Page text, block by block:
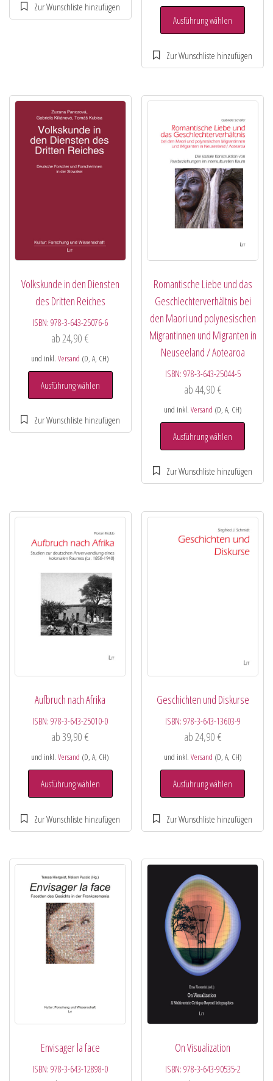
Ausführung wählen
Volkskunde in den Diensten
des Dritten Reiches
ISBN:978-3-643-25076-6
ab 24,90€
und inkl.Versand (D, A, CH)
Ausführung wählen
Romantische Liebe und das
Geschlechterverhältnis bei
den Maori und polynesischen
Migrantinnen und Migranten in
Neuseeland / Aotearoa
ISBN: 978-3-643-25044-5
ab44,90 €
und inkl. Versand (D, A, CH)
Ausführung wählen
Aufbruch nach Afrika
ISBN:978-3-643-25010-0
ab39,90€
und inkl.Versand (D, A, CH)
Ausführung wählen
Geschichten und Diskurse
ISBN: 978-3-643-13603-9
ab24,90 €
und inkl. Versand (D, A, CH)
Ausführung wählen
Envisager la face
ISBN:978-3-643-12898-0
On Visualization
ISBN: 978-3-643-90535-2